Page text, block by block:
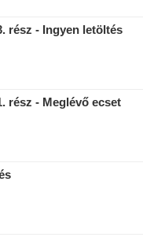
rész - Ingyen letöltés
rész - Meglévő ecset